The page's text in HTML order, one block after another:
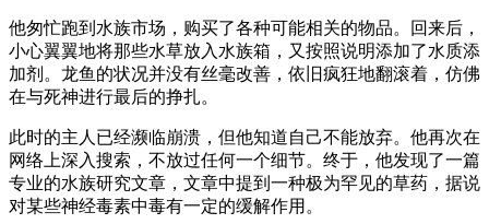
他匆忙跑到水族市场，购买了各种可能相关的物品。回来后，
小心翼翼地将那些水草放入水族箱，又按照说明添加了水质添
加剂。龙鱼的状况并没有丝毫改善，依旧疯狂地翻滚着，仿佛
在与死神进行最后的挣扎。
此时的主人已经濒临崩溃，但他知道自己不能放弃。他再次在
网络上深入搜索，不放过任何一个细节。终于，他发现了一篇
专业的水族研究文章，文章中提到一种极为罕见的草药，据说
对某些神经毒素中毒有一定的缓解作用。